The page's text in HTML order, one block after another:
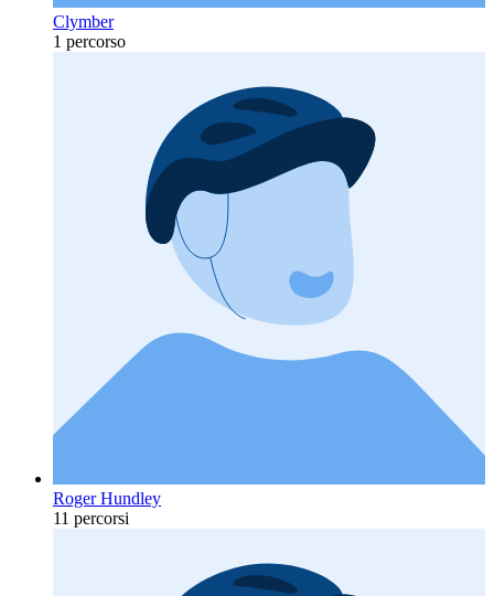
Clymber
1 percorso
Roger Hundley
11 percorsi